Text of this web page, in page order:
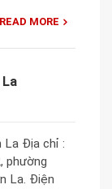
READ MORE
La Địa chỉ :
phường
La. Điện